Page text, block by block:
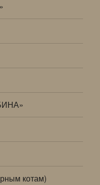
котам)